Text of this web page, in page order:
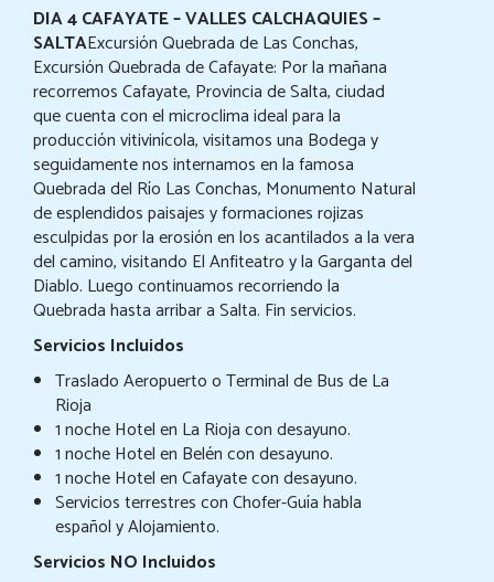
DIA 4 CAFAYATE – VALLES CALCHAQUIES –
SALTAExcursión Quebrada de Las Conchas,
Excursión Quebrada de Cafayate: Por la mañana
recorremos Cafayate, Provincia de Salta, ciudad
que cuenta con el microclima ideal para la
producción vitivinícola, visitamos una Bodega y
seguidamente nos internamos en la famosa
Quebrada del Río Las Conchas, Monumento Natural
de esplendidos paisajes y formaciones rojizas
esculpidas por la erosión en los acantilados a la vera
del camino, visitando El Anfiteatro y la Garganta del
Diablo. Luego continuamos recorriendo la
Quebrada hasta arribar a Salta. Fin servicios.
Servicios Incluidos
Traslado Aeropuerto o Terminal de Bus de La
Rioja
1 noche Hotel en La Rioja con desayuno.
1 noche Hotel en Belén con desayuno.
1 noche Hotel en Cafayate con desayuno.
Servicios terrestres con Chofer-Guía habla
español y Alojamiento.
Servicios NO Incluidos